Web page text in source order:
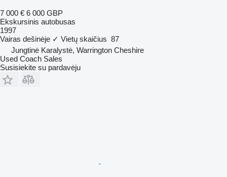
7 000 € 6 000 GBP
Ekskursinis autobusas
1997
Vairas dešinėje ✓ Vietų skaičius 87
Jungtinė Karalystė, Warrington Cheshire
Used Coach Sales
Susisiekite su pardavėju